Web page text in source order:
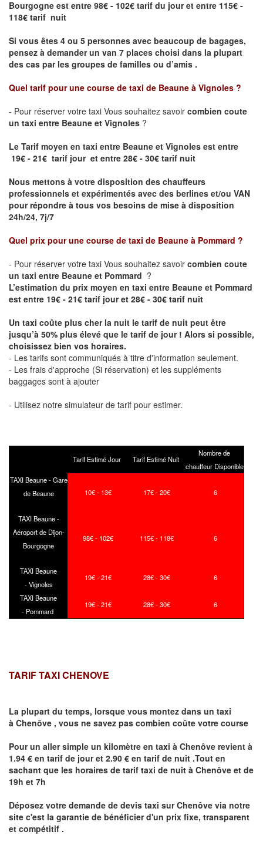
Bourgogne est entre 98€ - 102€ tarif du jour et entre 115€ -
118€ tarif nuit
Si vous êtes 4 ou 5 personnes avec beaucoup de bagages,
pensez à demander un van 7 places choisi dans la plupart
des cas par les groupes de familles ou d’amis .
Quel tarif pour une course de taxi de Beaune à Vignoles ?
- Pour réserver votre taxi Vous souhaitez savoir combien coute
un taxi entre Beaune et Vignoles ?
Le Tarif moyen en taxi entre Beaune et Vignoles est entre
19€ - 21€ tarif jour et entre 28€ - 30€ tarif nuit
Nous mettons à votre disposition des chauffeurs
professionnels et expérimentés avec des berlines et/ou VAN
pour répondre à tous vos besoins de mise à disposition
24h/24, 7j/7
Quel prix pour une course de taxi de Beaune à Pommard ?
- Pour réserver votre taxi Vous souhaitez savoir combien coute
un taxi entre Beaune et Pommard ?
L’estimation du prix moyen en taxi entre Beaune et Pommard
est entre 19€ - 21€ tarif jour et 28€ - 30€ tarif nuit
Un taxi coûte plus cher la nuit le tarif de nuit peut être
jusqu’à 50% plus élevé que le tarif de jour ! Alors si possible,
choisissez bien vos horaires.
- Les tarifs sont communiqués à titre d'information seulement.
- Les frais d'approche (Si réservation) et les suppléments
baggages sont à ajouter
- Utilisez notre simulateur de tarif pour estimer.
Tarif Estimé Jour Tarif Estimé Nuit
Nombre de
chauffeur Disponible
TAXI Beaune - Gare
de Beaune
10€ - 13€ 17€ - 20€ 6
TAXI Beaune -
Aéroport de Dijon-
Bourgogne
98€ - 102€ 115€ - 118€ 6
TAXI Beaune
- Vignoles
19€ - 21€ 28€ - 30€ 6
TAXI Beaune
- Pommard
19€ - 21€ 28€ - 30€ 6
TARIF TAXI CHENOVE
La plupart du temps, lorsque vous montez dans un taxi
à Chenôve , vous ne savez pas combien coûte votre course
Pour un aller simple un kilomètre en taxi à Chenôve revient à
1.94 € en tarif de jour et 2.90 € en tarif de nuit .Tout en
sachant que les horaires de tarif taxi de nuit à Chenôve et de
19h et 7h
Déposez votre demande de devis taxi surChenôve via notre
site c'est la garantie de bénéficier d'un prix fixe, transparent
et compétitif .